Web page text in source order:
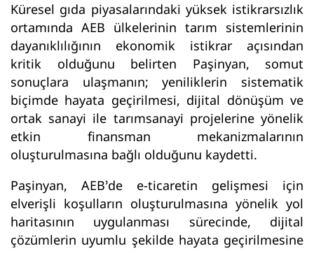
Küresel gıda piyasalarındaki yüksek istikrarsızlık
ortamında AEB ülkelerinin tarım sistemlerinin
dayanıklılığının ekonomik istikrar açısından
kritik olduğunu belirten Paşinyan, somut
sonuçlara ulaşmanın; yeniliklerin sistematik
biçimde hayata geçirilmesi, dijital dönüşüm ve
ortak sanayi ile tarımsanayi projelerine yönelik
etkin finansman mekanizmalarının
oluşturulmasına bağlı olduğunu kaydetti.
Paşinyan, AEB’de e-ticaretin gelişmesi için
elverişli koşulların oluşturulmasına yönelik yol
haritasının uygulanması sürecinde, dijital
çözümlerin uyumlu şekilde hayata geçirilmesine